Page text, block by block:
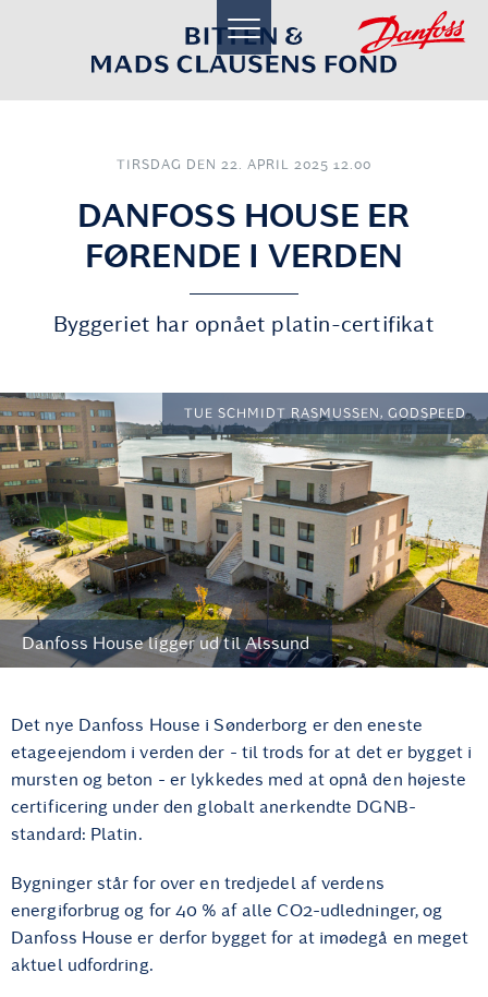
toggle
navigation
TIRSDAG DEN 22. APRIL 2025 12.00
DANFOSS HOUSE ER
FØRENDE I VERDEN
Byggeriet har opnået platin-certifikat
Danfoss House ligger ud til Alssund
TUE SCHMIDT RASMUSSEN, GODSPEED
Det nye Danfoss House i Sønderborg er den eneste
etageejendom i verden der - til trods for at det er bygget i
mursten og beton - er lykkedes med at opnå den højeste
certificering under den globalt anerkendte DGNB-
standard: Platin.
Bygninger står for over en tredjedel af verdens
energiforbrug og for 40 % af alle CO2-udledninger, og
Danfoss House er derfor bygget for at imødegå en meget
aktuel udfordring.